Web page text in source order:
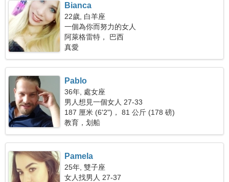
Bianca
22歲, 白羊座
一個為你而努力的女人
阿萊格雷特， 巴西
真愛
Pablo
36年, 處女座
男人想見一個女人 27-33
187 厘米 (6'2")， 81 公斤 (178 磅)
教育，划船
Pamela
25年, 雙子座
女人找男人 27-37